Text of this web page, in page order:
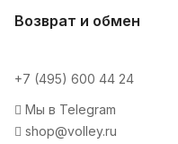
Возврат и обмен
+7 (495) 600 44 24
Мы в Telegram
shop@volley.ru